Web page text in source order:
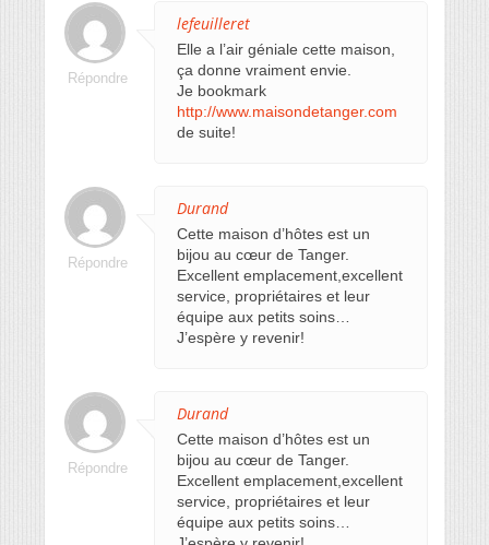
lefeuilleret
Elle a l’air géniale cette maison,
ça donne vraiment envie.
Je bookmark
http://www.maisondetanger.com
de suite!
Répondre
Durand
Cette maison d’hôtes est un
bijou au cœur de Tanger.
Excellent emplacement,excellent
service, propriétaires et leur
équipe aux petits soins…
J’espère y revenir!
Répondre
Durand
Cette maison d’hôtes est un
bijou au cœur de Tanger.
Excellent emplacement,excellent
service, propriétaires et leur
équipe aux petits soins…
Répondre